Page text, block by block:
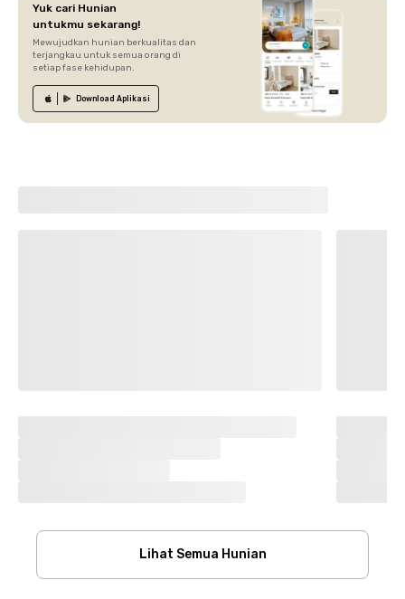
Yuk cari Hunian
untukmu sekarang!
Mewujudkan hunian berkualitas dan
terjangkau untuk semua orang di
setiap fase kehidupan.
Download Aplikasi
Lihat Semua Hunian